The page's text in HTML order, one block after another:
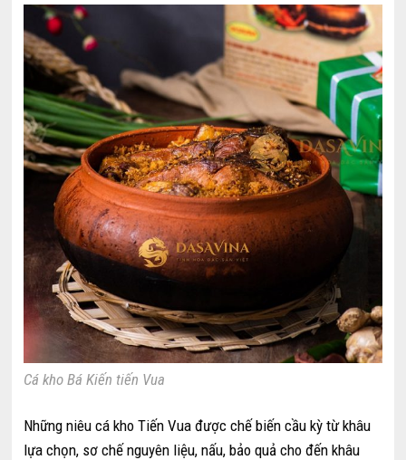
Cá kho Bá Kiến tiến Vua
Những niêu cá kho Tiến Vua được chế biến cầu kỳ từ khâu
lựa chọn, sơ chế nguyên liệu, nấu, bảo quả cho đến khâu